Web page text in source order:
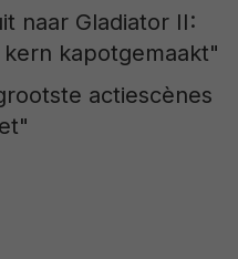
actiescènes